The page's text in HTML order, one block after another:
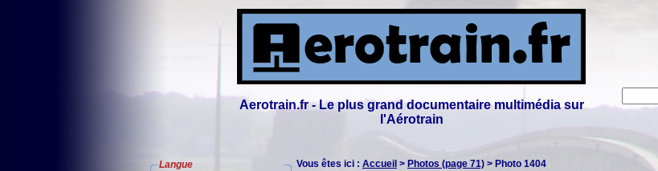
Aerotrain.fr - Le plus grand documentaire multimédia sur
l'Aérotrain
Langue Vous êtes ici : Accueil > Photos (page 71) > Photo 1404